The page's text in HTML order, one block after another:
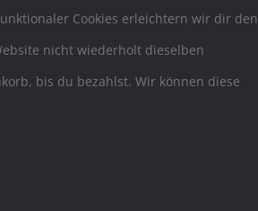
Cookies erleichtern wir dir den
nicht wiederholt dieselben
bis du bezahlst. Wir können diese